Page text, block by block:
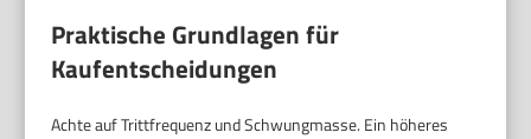
Praktische Grundlagen für
Kaufentscheidungen
Achte auf Trittfrequenz und Schwungmasse. Ein höheres